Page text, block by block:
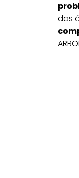
das